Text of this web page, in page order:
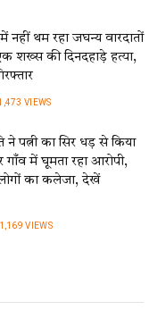
थम रहा जघन्य वारदातों
शख्स की दिनदहाड़े हत्या,
VIEWS
ने पत्नी का सिर धड़ से किया
में घूमता रहा आरोपी,
का कलेजा, देखें
1,169VIEWS